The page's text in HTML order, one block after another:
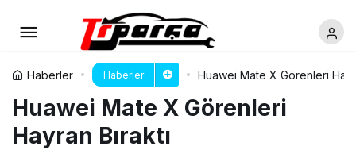
Haberler Haberler Huawei Mate X Görenleri
Huawei Mate X Görenleri
Hayran Bıraktı